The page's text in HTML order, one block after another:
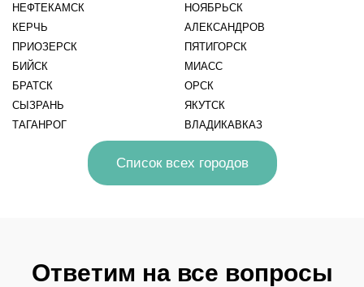
НЕФТЕКАМСК
НОЯБРЬСК
КЕРЧЬ
АЛЕКСАНДРОВ
ПРИОЗЕРСК
ПЯТИГОРСК
БИЙСК
МИАСС
БРАТСК
ОРСК
СЫЗРАНЬ
ЯКУТСК
ТАГАНРОГ
ВЛАДИКАВКАЗ
Список всех городов
Ответим на все вопросы